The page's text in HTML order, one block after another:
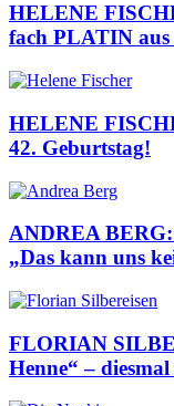
HELENE
fach PLATIN aus
HELENE
42. Geburtstag!
ANDREA
„Das kann uns
FLORIAN
Henne“ –